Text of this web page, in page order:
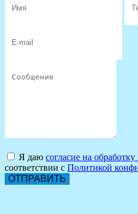
Я даю согласие на
соответствии с Политикой
ОТПРАВИТЬ